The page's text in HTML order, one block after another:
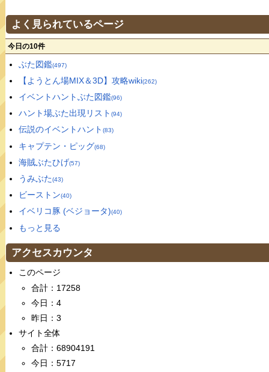
よく見られているページ
今日の10件
ぶた図鑑(497)
【ようとん場MIX＆3D】攻略wiki(262)
イベントハントぶた図鑑(96)
ハント場ぶた出現リスト (94)
伝説のイベントハント (83)
キャプテン・ピッグ(68)
海賊ぶたひげ(57)
うみぶた(43)
ビーストン(40)
イベリコ豚 (ベジョータ)(40)
もっと見る
アクセスカウンタ
このページ
合計：17258
今日：4
昨日：3
サイト全体
合計：68904191
今日：5717